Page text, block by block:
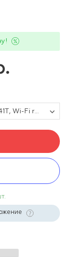
Термотрансферный принтер TSC MH641T, Wi-Fi ready, EU